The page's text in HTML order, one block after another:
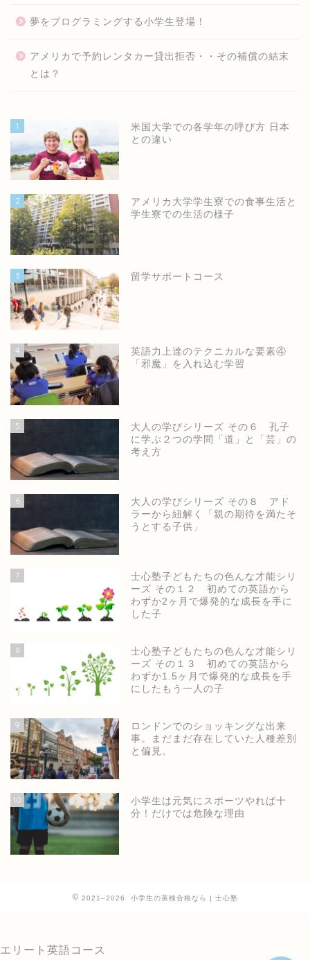
夢をプログラミングする小学生登場！
アメリカで予約レンタカー貸出拒否・・その補償の結末
とは？
1
米国大学での各学年の呼び方 日本
との違い
2
アメリカ大学学生寮での食事生活と
学生寮での生活の様子
3 留学サポートコース
4
英語力上達のテクニカルな要素④
「邪魔」を入れ込む学習
5
大人の学びシリーズ その６ 孔子
に学ぶ２つの学問「道」と「芸」の
考え方
6
大人の学びシリーズ その８ アド
ラーから紐解く「親の期待を満たそ
うとする子供」
7
士心塾子どもたちの色んな才能シリ
ーズ その１２ 初めての英語から
わずか2ヶ月で爆発的な成長を手に
した子
8
士心塾子どもたちの色んな才能シリ
ーズ その１３ 初めての英語から
わずか1.5ヶ月で爆発的な成長を手
にしたもう一人の子
9
ロンドンでのショッキングな出来
事。まだまだ存在していた人種差別
と偏見。
10
小学生は元気にスポーツやれば十
分！だけでは危険な理由
2021–2026 小学生の英検合格なら | 士心塾
エリート英語コース